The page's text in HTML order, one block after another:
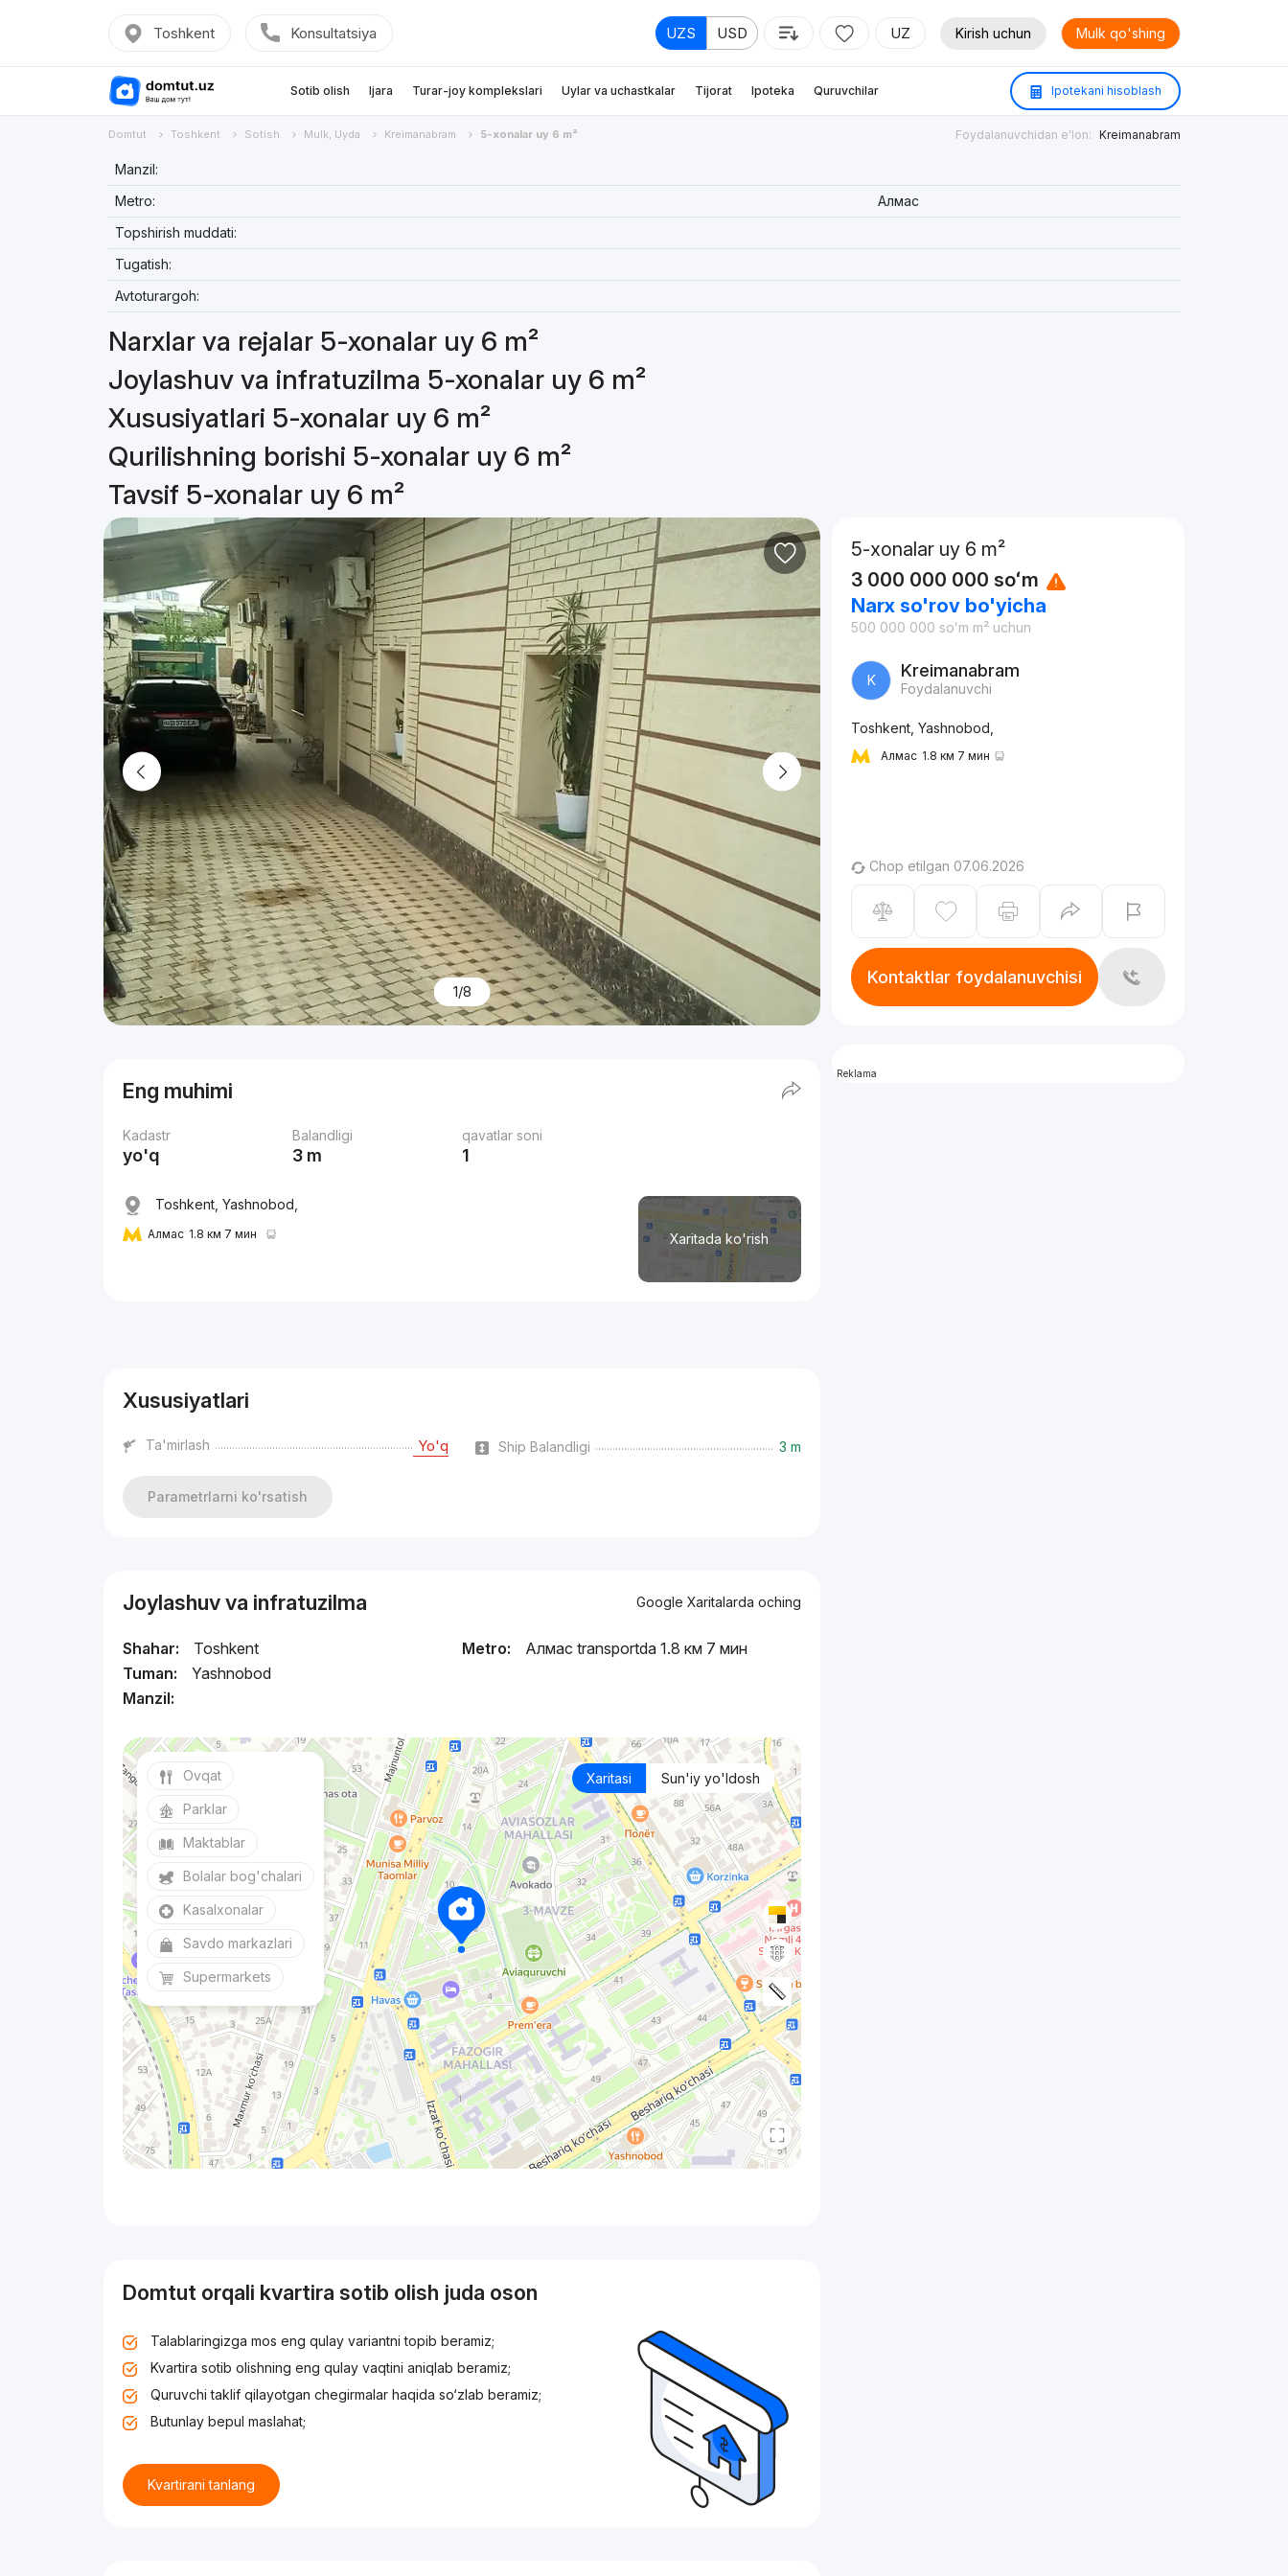
Toshkent Konsultatsiya UZS USD UZ Kirish uchun Mulk qo'shing
Sotib olish Ijara Turar-joy komplekslari Uylar va uchastkalar Tijorat Ipoteka Quruvchilar Ipotekani hisoblash
Domtut Toshkent Sotish Mulk, Uyda Kreimanabram 5-xonalar uy 6 m² Foydalanuvchidan e'lon: Kreimanabram
Manzil:
Metro:
Алмас
Topshirish muddati:
Tugatish:
Avtoturargoh:
Narxlar va rejalar 5-xonalar uy 6 m²
Joylashuv va infratuzilma 5-xonalar uy 6 m²
Xususiyatlari 5-xonalar uy 6 m²
Qurilishning borishi 5-xonalar uy 6 m²
Tavsif 5-xonalar uy 6 m²
1/8
Eng muhimi
Kadastr
yo'q
Balandligi
3 m
qavatlar soni
1
Xaritada ko'rish
Toshkent, Yashnobod,
Алмас 1.8 км 7 мин
Xususiyatlari
Ta'mirlash Yo'q Ship Balandligi 3 m
Parametrlarni ko'rsatish
Joylashuv va infratuzilma Google Xaritalarda oching
Shahar:
Toshkent
Tuman:
Yashnobod
Manzil:
Metro: Алмас transportda 1.8 км 7 мин
Xaritasi Sun'iy yo'ldosh
Ovqat
Parklar
Maktablar
Bolalar bog'chalari
Kasalxonalar
Savdo markazlari
Supermarkets
Domtut orqali kvartira sotib olish juda oson
Talablaringizga mos eng qulay variantni topib beramiz;
Kvartira sotib olishning eng qulay vaqtini aniqlab beramiz;
Quruvchi taklif qilayotgan chegirmalar haqida so‘zlab beramiz;
Butunlay bepul maslahat;
Kvartirani tanlang
5-xonalar uy 6 m²
3 000 000 000 soʻm
Narx so'rov bo'yicha
500 000 000 soʻm m² uchun
K Kreimanabram
Foydalanuvchi
Toshkent, Yashnobod,
Алмас 1.8 км 7 мин
Chop etilgan 07.06.2026
Kontaktlar foydalanuvchisi
Reklama